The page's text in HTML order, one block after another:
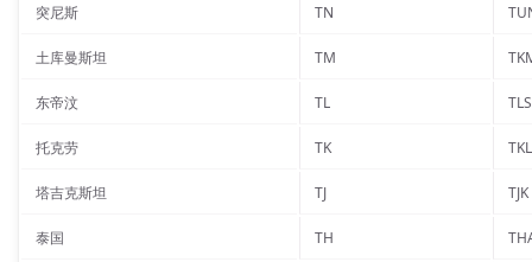
突尼斯 TN
土库曼斯坦 TM
东帝汶 TL TLS
托克劳 TK TKL
塔吉克斯坦 TJ TJK
泰国 TH